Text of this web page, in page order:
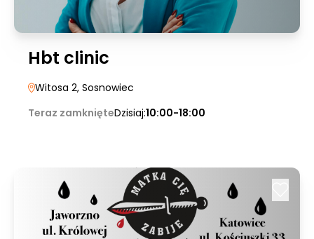
Hbt clinic
Witosa 2, Sosnowiec
Teraz zamknięteDzisiaj:10:00-18:00